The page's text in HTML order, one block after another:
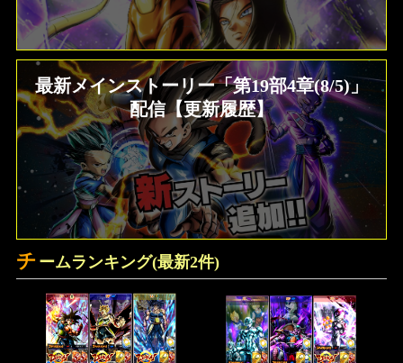
最新メインストーリー「第19部4章(8/5)」
配信【更新履歴】
チ ームランキング(最新2件)